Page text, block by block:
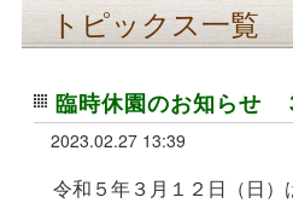
トピックス一覧
臨時休園のお知らせ
2023.02.27 13:39
令和５年３月１２日（日